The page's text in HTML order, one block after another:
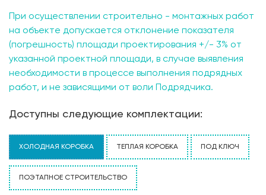
При осуществлении строительно - монтажных работ
на объекте допускается отклонение показателя
(погрешность) площади проектирования +/- 3% от
указанной проектной площади, в случае выявления
необходимости в процессе выполнения подрядных
работ, и не зависящими от воли Подрядчика.
Доступны следующие комплектации:
ХОЛОДНАЯ КОРОБКА ТЕПЛАЯ КОРОБКА ПОД КЛЮЧ
ПОЭТАПНОЕ СТРОИТЕЛЬСТВО